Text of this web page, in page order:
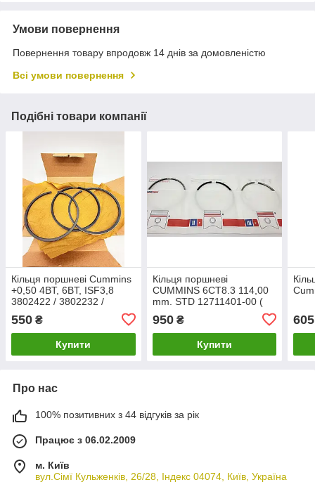
Умови повернення
Повернення товару впродовж 14 днів за домовленістю
Всі умови повернення
Подібні товари компанії
Кільця поршневі Cummins
+0,50 4BT, 6BT, ISF3,8
3802422 / 3802232 /
550 ₴
Купити
Кільця поршневі
CUMMINS 6CT8.3 114,00
mm. STD 12711401-00 (
950₴
Купити
605
Про нас
100% позитивних з 44 відгуків за рік
Працює з 06.02.2009
м. Київ
вул.Сімї Кульженків, 26/28, Індекс 04074, Київ, Україна